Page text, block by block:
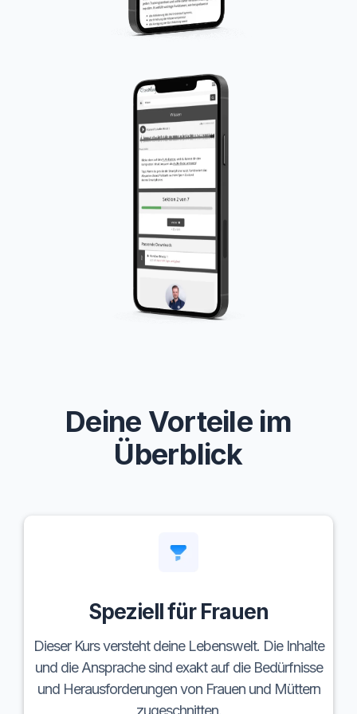
Deine Vorteile im
Überblick
Speziell für Frauen
Dieser Kurs versteht deine Lebenswelt. Die Inhalte
und die Ansprache sind exakt auf die Bedürfnisse
und Herausforderungen von Frauen und Müttern
zugeschnitten.